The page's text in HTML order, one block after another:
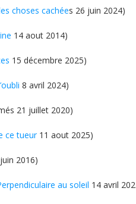
choses cachées 26 juin 2024)
14 aout 2014)
15 décembre 2025)
8 avril 2024)
21 juillet 2020)
ce tueur11 aout 2025)
2016)
au soleil 14 avril